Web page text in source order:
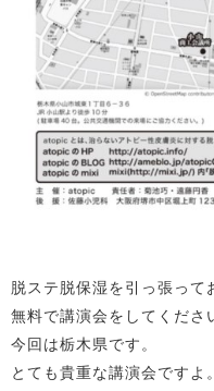
脱ステ脱保湿を引っ張って
無料で講演会をしてくださ
今回は栃木県です。
とても貴重な講演会ですよ。